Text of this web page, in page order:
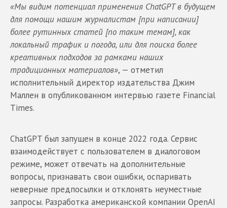
«Мы видим потенциал применения ChatGPT в будущем
для помощи нашим журналистам [при написании]
более рутинных статей [по таким темам], как
локальный трафик и погода, или для поиска более
креативных подходов за рамками наших
традиционных материалов», — отметил
исполнительный директор издательства Джим
Маллен в опубликованном интервью газете Financial
Times.
ChatGPT был запущен в конце 2022 года. Сервис
взаимодействует с пользователем в диалоговом
режиме, может отвечать на дополнительные
вопросы, признавать свои ошибки, оспаривать
неверные предпосылки и отклонять неуместные
запросы. Разработка американской компании OpenAI